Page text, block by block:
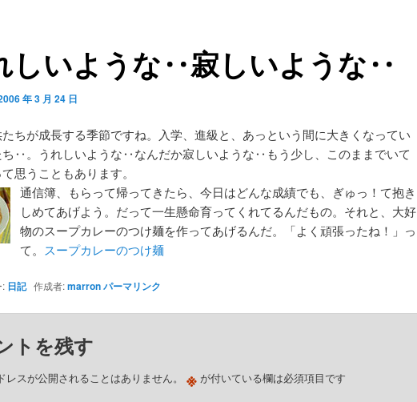
しいような‥寂しいような‥
年 3 月 24 日
ちが成長する季節ですね。入学、進級と、あっという間に大きくなってい
ち‥。うれしいような‥なんだか寂しいような‥もう少し、このままでいて
思うこともあります。
通信簿、もらって帰ってきたら、今日はどんな成績でも、ぎゅっ！て抱き
しめてあげよう。だって一生懸命育ってくれてるんだもの。それと、大好
物のスープカレーのつけ麺を作ってあげるんだ。「よく頑張ったね！」っ
て。
スープカレーのつけ麺
: 日記作成者:marronパーマリンク
トを残す
レスが公開されることはありません。 ※が付いている欄は必須項目です